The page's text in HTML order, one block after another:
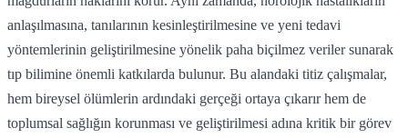
anlaşılmasına, tanılarının kesinleştirilmesine ve yeni tedavi
yöntemlerinin geliştirilmesine yönelik paha biçilmez veriler sunarak
tıp bilimine önemli katkılarda bulunur. Bu alandaki titiz çalışmalar,
hem bireysel ölümlerin ardındaki gerçeği ortaya çıkarır hem de
toplumsal sağlığın korunması ve geliştirilmesi adına kritik bir görev